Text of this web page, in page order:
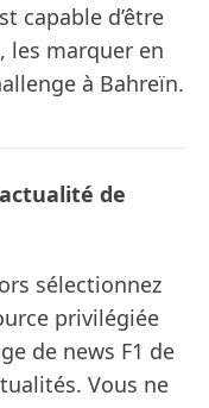
capable d’être
les marquer en
à Bahreïn.
de
sélectionnez
privilégiée
de news F1 de
Vous ne